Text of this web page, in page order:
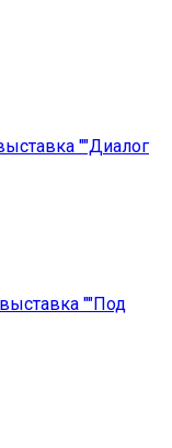
""Диалог
""Под